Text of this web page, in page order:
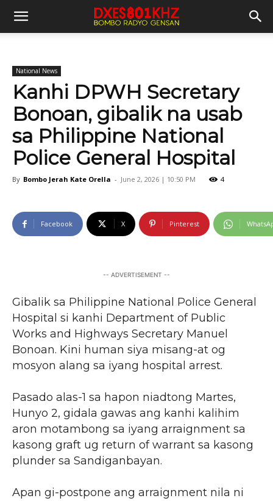
National News
Kanhi DPWH Secretary
Bonoan, gibalik na usab
sa Philippine National
Police General Hospital
By Bombo Jerah Kate Orella - June 2, 2026 | 10:50 PM 4
Facebook X Pinterest
-- ADVERTISEMENT --
Gibalik sa Philippine National Police General
Hospital si kanhi Department of Public
Works and Highways Secretary Manuel
Bonoan. Kini human siya misang-at og
mosyon alang sa iyang hospital arrest.
Pasado alas-1 sa hapon niadtong Martes,
Hunyo 2, gidala gawas ang kanhi kalihim
aron motambong sa iyang arraignment sa
kasong graft ug return of warrant sa kasong
plunder sa Sandiganbayan.
Apan gi-postpone ang arraignment nila ni